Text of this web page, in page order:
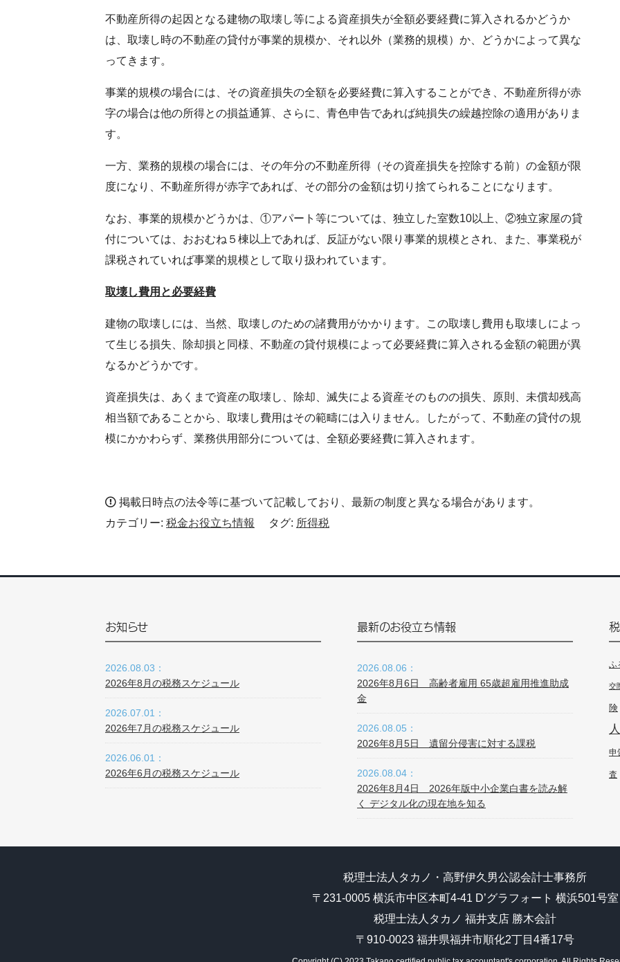
不動産所得の起因となる建物の取壊し等による資産損失が全額必要経費に算入されるかどうか
は、取壊し時の不動産の貸付が事業的規模か、それ以外（業務的規模）か、どうかによって異な
ってきます。
事業的規模の場合には、その資産損失の全額を必要経費に算入することができ、不動産所得が赤
字の場合は他の所得との損益通算、さらに、青色申告であれば純損失の繰越控除の適用がありま
す。
一方、業務的規模の場合には、その年分の不動産所得（その資産損失を控除する前）の金額が限
度になり、不動産所得が赤字であれば、その部分の金額は切り捨てられることになります。
なお、事業的規模かどうかは、①アパート等については、独立した室数10以上、②独立家屋の貸
付については、おおむね５棟以上であれば、反証がない限り事業的規模とされ、また、事業税が
課税されていれば事業的規模として取り扱われています。
取壊し費用と必要経費
建物の取壊しには、当然、取壊しのための諸費用がかかります。この取壊し費用も取壊しによっ
て生じる損失、除却損と同様、不動産の貸付規模によって必要経費に算入される金額の範囲が異
なるかどうかです。
資産損失は、あくまで資産の取壊し、除却、滅失による資産そのものの損失、原則、未償却残高
相当額であることから、取壊し費用はその範疇には入りません。したがって、不動産の貸付の規
模にかかわらず、業務供用部分については、全額必要経費に算入されます。
掲載日時点の法令等に基づいて記載しており、最新の制度と異なる場合があります。
カテゴリー: 税金お役立ち情報 タグ: 所得税
お知らせ
2026.08.03：
2026年8月の税務スケジュール
2026.07.01：
2026年7月の税務スケジュール
2026.06.01：
2026年6月の税務スケジュール
最新のお役立ち情報
2026.08.06：
2026年8月6日 高齢者雇用 65歳超雇用推進助成
金
2026.08.05：
2026年8月5日 遺留分侵害に対する課税
2026.08.04：
2026年8月4日 2026年版中小企業白書を読み解
く デジタル化の現在地を知る
ふ
交
険
申
査
税理士法人タカノ・高野伊久男公認会計士事務所
〒231-0005 横浜市中区本町4-41 D’グラフォート 横浜501号室
税理士法人タカノ 福井支店 勝木会計
〒910-0023 福井県福井市順化2丁目4番17号